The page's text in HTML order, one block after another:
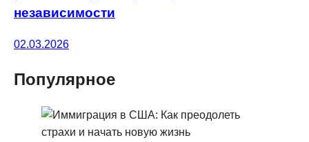
независимости
02.03.2026
Популярное